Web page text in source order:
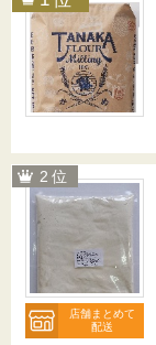
店舗まとめて
配送